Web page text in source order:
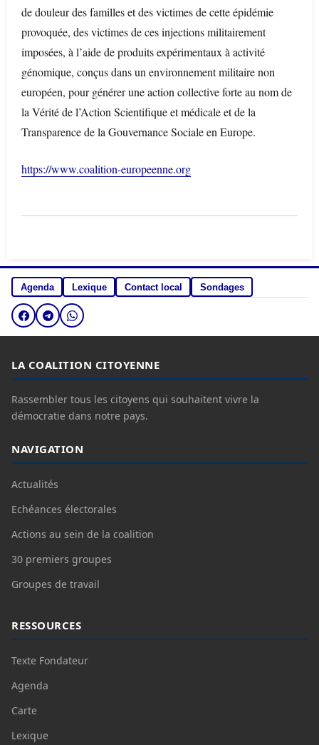
de douleur des familles et des victimes de cette épidémie
provoquée, des victimes de ces injections militairement
imposées, à l’aide de produits expérimentaux à activité
génomique, conçus dans un environnement militaire non
européen, pour générer une action collective forte au nom de
la Vérité de l’Action Scientifique et médicale et de la
Transparence de la Gouvernance Sociale en Europe.
https://www.coalition-europeenne.org
Agenda Lexique Contact local Sondages
LA COALITION CITOYENNE
Rassembler tous les citoyens qui souhaitent vivre la
démocratie dans notre pays.
NAVIGATION
Actualités
Echéances électorales
Actions au sein de la coalition
30 premiers groupes
Groupes de travail
RESSOURCES
Texte Fondateur
Agenda
Carte
Lexique